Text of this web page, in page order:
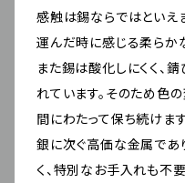
感触は錫ならではといえ
運んだ時に感じる柔らか
また錫は酸化しにくく、
れています。そのため色
間にわたって保ち続けま
銀に次ぐ高価な金属であ
く、特別なお手入れも不